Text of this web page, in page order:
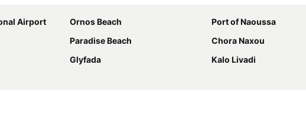
Airport Ornos Beach
Port of Naoussa
Paradise Beach
Chora Naxou
Glyfada
Kalo Livadi